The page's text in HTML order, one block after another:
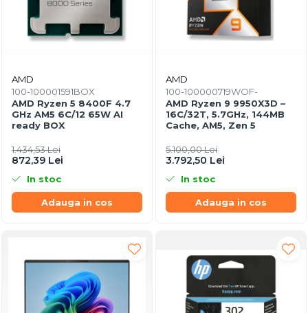
AMD
100-100001591BOX
AMD Ryzen 5 8400F 4.7
GHz AM5 6C/12 65W AI
ready BOX
1.434,53 Lei
872,39 Lei
In stoc
Adauga in cos
AMD
100-100000719WOF-
AMD Ryzen 9 9950X3D –
16C/32T, 5.7GHz, 144MB
Cache, AM5, Zen 5
5.100,00 Lei
3.792,50 Lei
In stoc
Adauga in cos